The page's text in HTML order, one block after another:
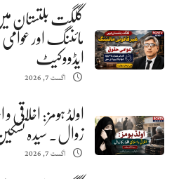
گلگت بلتستان
مائننگ اور
ایڈووکیٹ
اگست 7, 2026
اولڈ ہومز: اخلاقی و
زوال. سیدہ
اگست 7, 2026